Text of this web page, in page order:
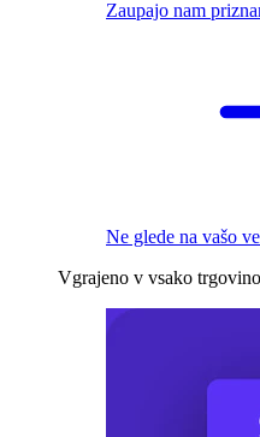
Zaupajo nam
Ne glede na vašo
Vgrajeno v vsako trgovino